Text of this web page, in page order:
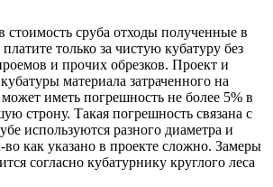
сруба отходы полученные в
только за чистую кубатуру без
и прочих обрезков. Проект и
материала затраченного на
иметь погрешность не более 5% в
строну. Такая погрешность связана с
используются разного диаметра и
во как указано в проекте сложно. Замеры
согласно кубатурнику круглого леса